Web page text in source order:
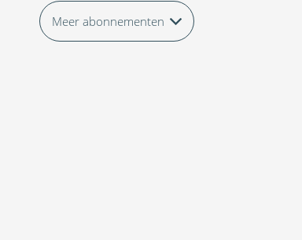
Meer abonnementen